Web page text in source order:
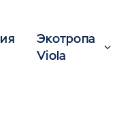
Экотропа
Viola